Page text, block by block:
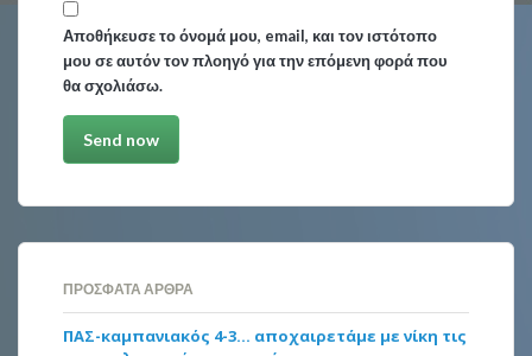
Αποθήκευσε το όνομά μου, email, και τον ιστότοπο
μου σε αυτόν τον πλοηγό για την επόμενη φορά που
θα σχολιάσω.
ΠΡΌΣΦΑΤΑ ΆΡΘΡΑ
ΠΑΣ-καμπανιακός 4-3… αποχαιρετάμε με νίκη τις